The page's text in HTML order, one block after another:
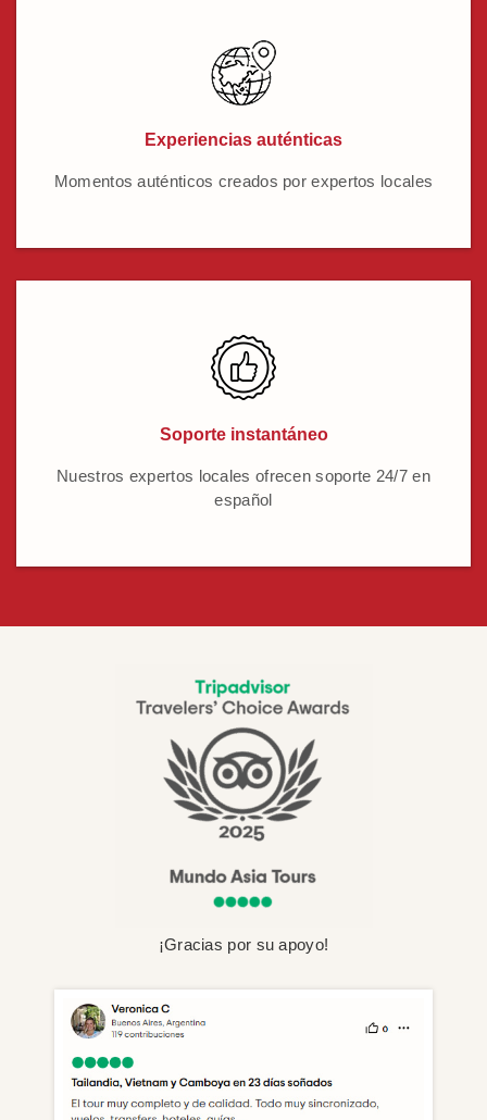
Experiencias auténticas
Momentos auténticos creados por expertos locales
Soporte instantáneo
Nuestros expertos locales ofrecen soporte 24/7 en
español
¡Gracias por su apoyo!